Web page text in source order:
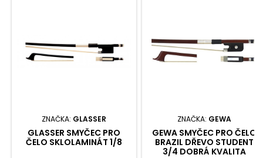
ZNAČKA: GLASSER
GLASSER SMYČEC PRO
ČELO SKLOLAMINÁT 1/8
ZNAČKA: GEWA
GEWA SMYČEC PRO ČELO
BRAZIL DŘEVO STUDENT
3/4 DOBRÁ KVALITA